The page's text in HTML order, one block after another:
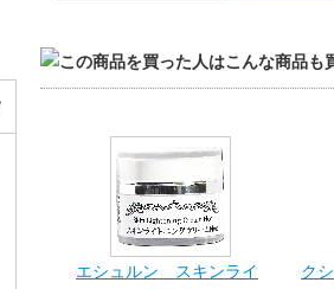
エシュルン スキンライ
ク